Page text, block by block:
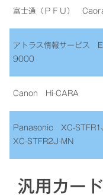
富士通（ＰＦＵ）
アトラス情報サービス
9000
Canon Hi-CARA
Panasonic XC-
XC-STFR2J-MN
汎用カー